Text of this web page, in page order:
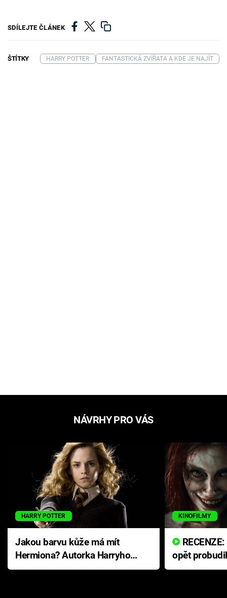
SDÍLEJTE ČLÁNEK
ŠTÍTKY HARRY POTTER FANTASTICKÁ ZVÍŘATA A KDE JE NAJÍT
NÁVRHY PRO VÁS
HARRY POTTER
Jakou barvu kůže má mít
Hermiona? Autorka Harryho
Pottera přišla s ráznou
KINOFILMY
opět
přichází s